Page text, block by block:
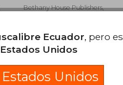
40% $
Bethany House Publishers,
Ecuador, pero
Estados Unidos
Estados Unidos